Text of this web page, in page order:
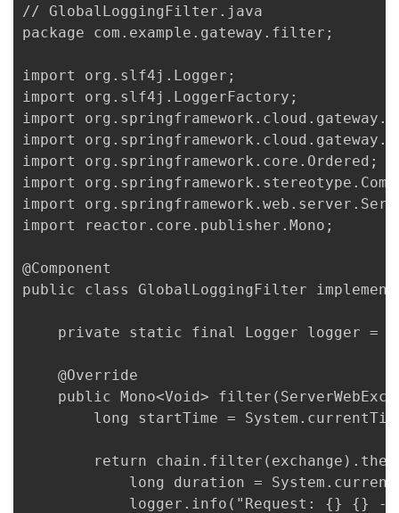
// GlobalLoggingFilter.java
package com.example.gateway.filter;
import org.slf4j.Logger;
import org.slf4j.LoggerFactory;
import
import
import org.springframework.core.Ordered;
import
import
import reactor.core.publisher.Mono;
@Component
public class GlobalLoggingFilter
private static final Logger logger =
    @Override
public Mono<Void>
long startTime =
return
long duration =
logger.info("Request: {} {} -